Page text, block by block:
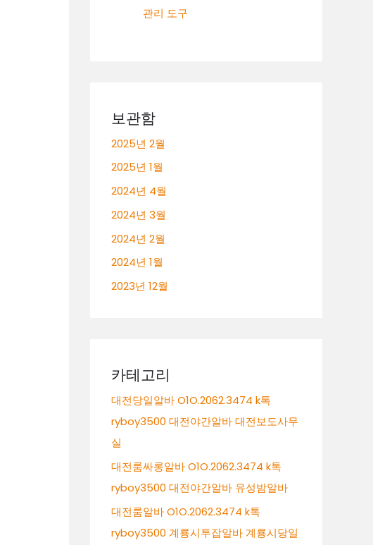
관리 도구
보관함
2025년 2월
2025년 1월
2024년 4월
2024년 3월
2024년 2월
2024년 1월
2023년 12월
카테고리
대전당일알바 O1O.2062.3474 k톡
ryboy3500 대전야간알바 대전보도사무
실
대전룸싸롱알바 O1O.2062.3474 k톡
ryboy3500 대전야간알바 유성밤알바
대전룸알바 O1O.2062.3474 k톡
ryboy3500 계룡시투잡알바 계룡시당일